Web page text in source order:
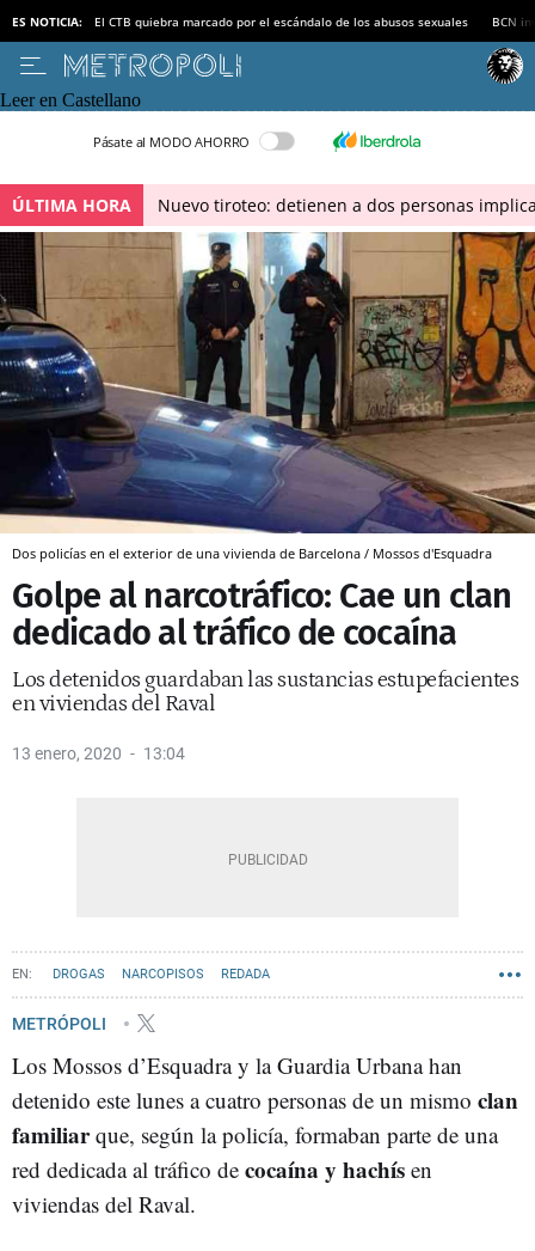
ES NOTICIA: El CTB quiebra marcado por el escándalo de los abusos sexuales BCN
Leer en Castellano
Pásate al MODO AHORRO
ÚLTIMA HORA Nuevo tiroteo: detienen a dos personas
Dos policías en el exterior de una vivienda de Barcelona / Mossos d'Esquadra
Golpe al narcotráfico: Cae un clan
dedicado al tráfico de cocaína
Los detenidos guardaban las sustancias estupefacientes
en viviendas del Raval
13 enero, 2020 13:04
DROGAS NARCOPISOS REDADA
METRÓPOLI
Los Mossos d’Esquadra y la Guardia Urbana han
detenido este lunes a cuatro personas de un mismo clan
familiarque, según la policía, formaban parte de una
red dedicada al tráfico de cocaína y hachís en
viviendas del Raval.